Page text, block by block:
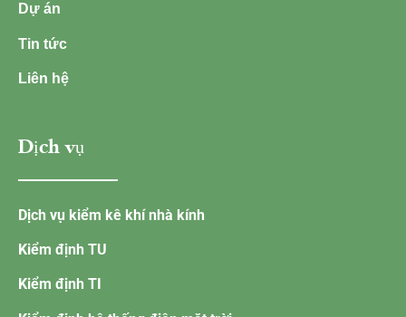
Dự án
Tin tức
Liên hệ
Dịch vụ
Dịch vụ kiểm kê khí nhà kính
Kiểm định TU
Kiểm định TI